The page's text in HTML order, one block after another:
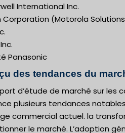
International Inc.
Corporation (Motorola
Panasonic
des tendances du
d’étude de marché sur les
plusieurs tendances
commercial actuel. la
le marché. L’adoption